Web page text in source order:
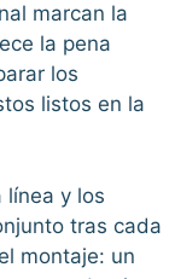
marcan la
la pena
los
listos en la
línea y los
tras cada
montaje: un